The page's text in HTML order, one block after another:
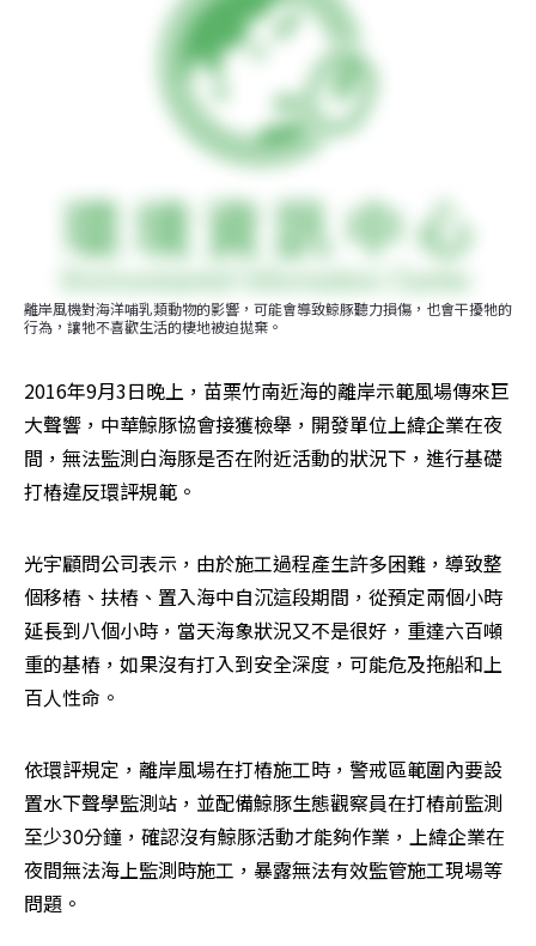
離岸風機對海洋哺乳類動物的影響，可能會導致鯨豚聽力損傷，也會干擾牠的
行為，讓牠不喜歡生活的棲地被迫拋棄。
2016年9月3日晚上，苗栗竹南近海的離岸示範風場傳來巨
大聲響，中華鯨豚協會接獲檢舉，開發單位上緯企業在夜
間，無法監測白海豚是否在附近活動的狀況下，進行基礎
打樁違反環評規範。
光宇顧問公司表示，由於施工過程產生許多困難，導致整
個移樁、扶樁、置入海中自沉這段期間，從預定兩個小時
延長到八個小時，當天海象狀況又不是很好，重達六百噸
重的基樁，如果沒有打入到安全深度，可能危及拖船和上
百人性命。
依環評規定，離岸風場在打樁施工時，警戒區範圍內要設
置水下聲學監測站，並配備鯨豚生態觀察員在打樁前監測
至少30分鐘，確認沒有鯨豚活動才能夠作業，上緯企業在
夜間無法海上監測時施工，暴露無法有效監管施工現場等
問題。